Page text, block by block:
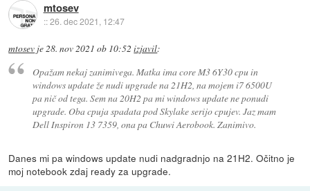
mtosev
::26. dec 2021, 12:47
mtosev je28. nov 2021 ob 10:52 izjavil:
Opažam nekaj zanimivega. Matka ima core M3 6Y30 cpu in
windows update že nudi upgrade na 21H2, na mojem i7 6500U
pa nič od tega. Sem na 20H2 pa mi windows update ne ponudi
upgrade. Oba cpuja spadata pod Skylake serijo cpujev. Jaz mam
Dell Inspiron 13 7359, ona pa Chuwi Aerobook. Zanimivo.
Danes mi pa windows update nudi nadgradnjo na 21H2. Očitno je
moj notebook zdaj ready za upgrade.